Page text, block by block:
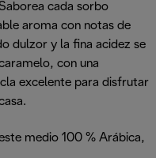
cada sorbo
aroma con notas de
dulzor y la fina acidez se
con una
excelente para disfrutar
medio 100 % Arábica,